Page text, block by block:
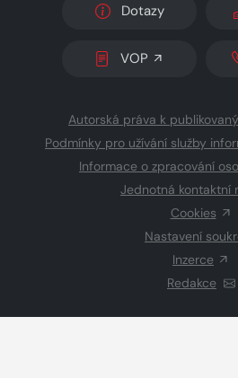
Dotazy
VOP
Autorská práva k
Podmínky pro užívání služby
Informace o zpracování
Jednotná kontaktní
Cookies
Nastavení
Inzerce
Redakce